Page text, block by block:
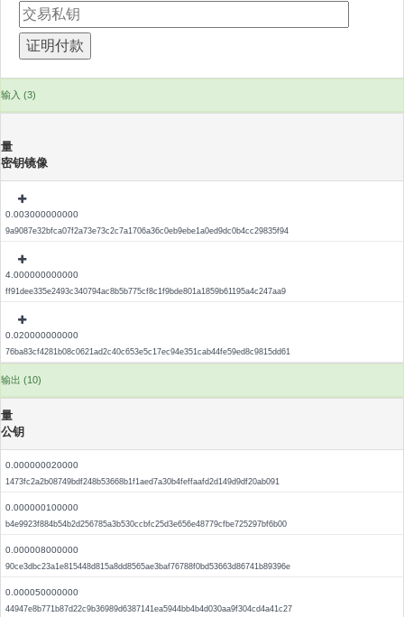
输入 (3)
量
密钥镜像
0.003000000000
9a9087e32bfca07f2a73e73c2c7a1706a36c0eb9ebe1a0ed9dc0b4cc29835f94
4.000000000000
ff91dee335e2493c340794ac8b5b775cf8c1f9bde801a1859b61195a4c247aa9
0.020000000000
76ba83cf4281b08c0621ad2c40c653e5c17ec94e351cab44fe59ed8c9815dd61
输出 (10)
量
公钥
0.000000020000
1473fc2a2b08749bdf248b53668b1f1aed7a30b4feffaafd2d149d9df20ab091
0.000000100000
b4e9923f884b54b2d256785a3b530ccbfc25d3e656e48779cfbe725297bf6b00
0.000008000000
90ce3dbc23a1e815448d815a8dd8565ae3baf76788f0bd53663d86741b89396e
0.000050000000
44947e8b771b87d22c9b36989d6387141ea5944bb4b4d030aa9f304cd4a41c27